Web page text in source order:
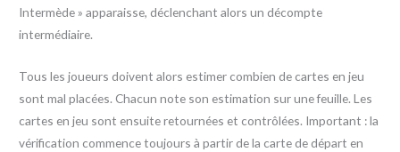
Intermède » apparaisse, déclenchant alors un décompte
intermédiaire.
Tous les joueurs doivent alors estimer combien de cartes en jeu
sont mal placées. Chacun note son estimation sur une feuille. Les
cartes en jeu sont ensuite retournées et contrôlées. Important : la
vérification commence toujours à partir de la carte de départ en